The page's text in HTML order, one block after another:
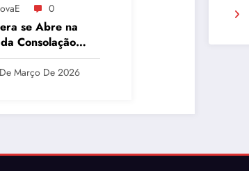
0
se Abre na
Consolação
Explosão em São
Março De 2026